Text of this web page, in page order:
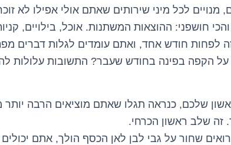
מנויים לכל מיני שירותים שאתם אולי אפילו לא
חושפני: ההוצאות המשתנות. אוכל, בילויים,
לפחות חודש אחד, ואתם עומדים לגלות דברים
הקפה בפינה בחודש שעבר? התשובות עלולות
שלכם, כנראה תגלו שאתם מוציאים הרבה
זה שלב ראשון הכרחי.
שחור על גבי לבן לאן הכסף הולך, אתם